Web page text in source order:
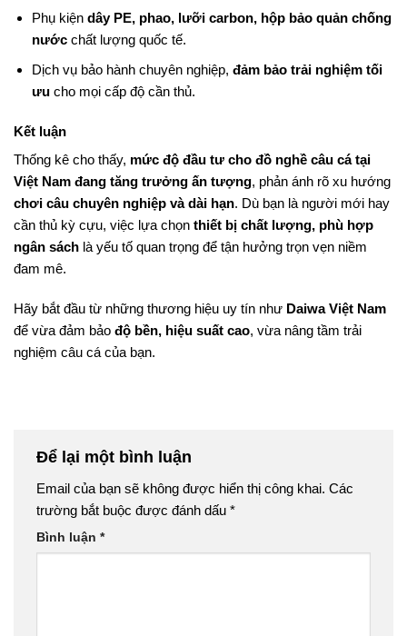
Phụ kiện dây PE, phao, lưỡi carbon, hộp bảo quản chống
nướcchất lượng quốc tế.
Dịch vụ bảo hành chuyên nghiệp, đảm bảo trải nghiệm tối
ưucho mọi cấp độ cần thủ.
Kết luận
Thống kê cho thấy, mức độ đầu tư cho đồ nghề câu cá tại
Việt Nam đang tăng trưởng ấn tượng, phản ánh rõ xu hướng
chơi câu chuyên nghiệp và dài hạn. Dù bạn là người mới hay
cần thủ kỳ cựu, việc lựa chọn thiết bị chất lượng, phù hợp
ngân sách là yếu tố quan trọng để tận hưởng trọn vẹn niềm
đam mê.
Hãy bắt đầu từ những thương hiệu uy tín như Daiwa Việt Nam
để vừa đảm bảo độ bền, hiệu suất cao, vừa nâng tầm trải
nghiệm câu cá của bạn.
Để lại một bình luận
Email của bạn sẽ không được hiển thị công khai. Các
trường bắt buộc được đánh dấu *
Bình luận *